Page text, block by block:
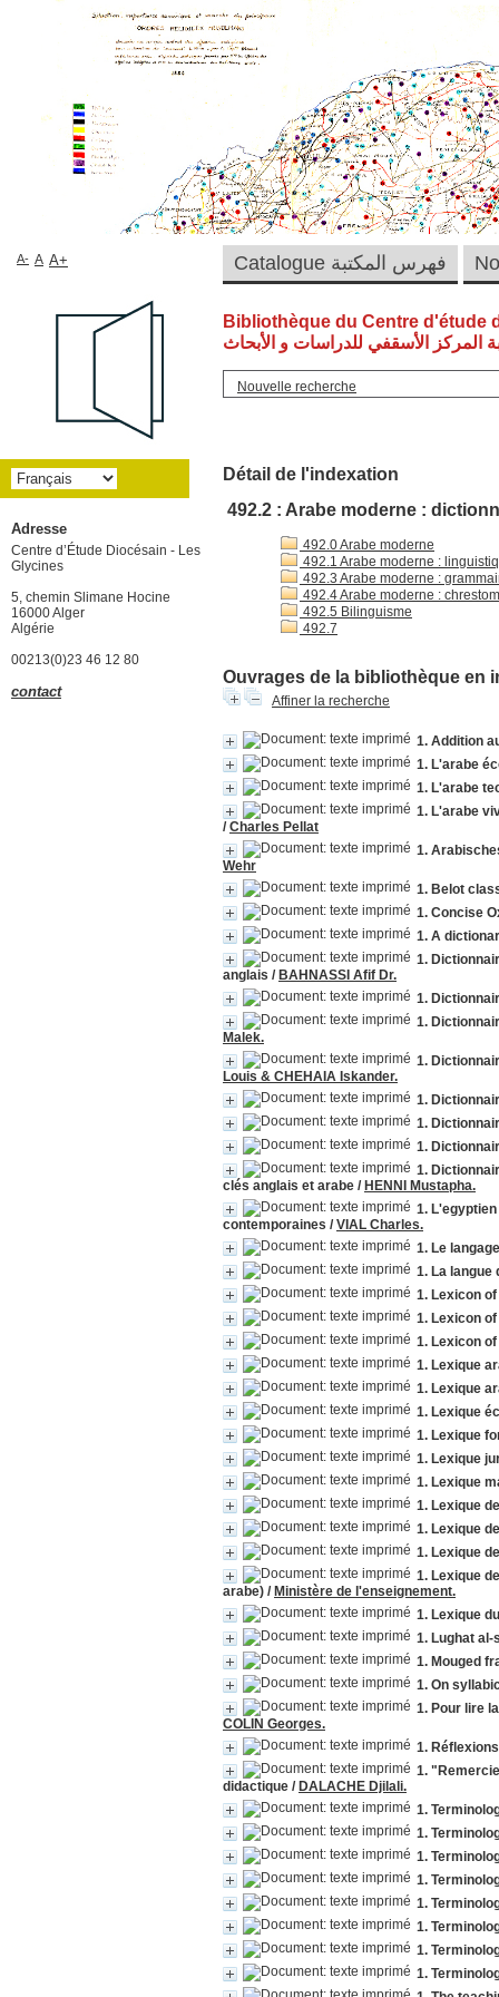
Bibliothèque du Centre d'étude
المركز الأسقفي للدراسات و الأبحاث
Nouvelle recherche
Détail de l'indexation
492.2 : Arabe moderne :
492.0 Arabe moderne
492.1 Arabe moderne :
492.3 Arabe moderne :
492.4 Arabe moderne :
492.5 Bilinguisme
492.7
Ouvrages de la bibliothèque en
Affiner la recherche
1. Addition
1. L'arabe
1. L'arabe
1. L'arabe
/Charles Pellat
1.
Wehr
1. Belot
1. Concise
1. A
1.
anglais / BAHNASSI Afif Dr.
1.
1.
Malek.
1.
Louis & CHEHAIA Iskander.
1.
1.
1.
1.
clés anglais et arabe / HENNI Mustapha.
1.
contemporaines /VIAL Charles.
1. Le
1. La langue
1. Lexicon
1. Lexicon
1. Lexicon
1. Lexique
1. Lexique
1. Lexique
1. Lexique
1. Lexique
1. Lexique
1. Lexique
1. Lexique
1. Lexique
1. Lexique
arabe) / Ministère de l'enseignement.
1. Lexique
1. Lughat
1. Mouged
1. On
1. Pour lire
COLIN Georges.
1.
1.
didactique / DALACHE Djilali.
1.
1.
1.
1.
1.
1.
1.
1.
Catalogue فهرس المكتبة A- A A+
Adresse
Centre d’Étude Diocésain - Les
Glycines
5, chemin Slimane Hocine
16000 Alger
Algérie
00213(0)23 46 12 80
contact